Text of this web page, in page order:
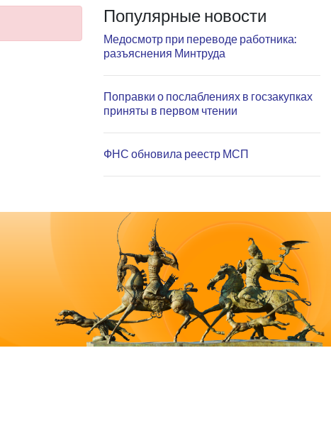
Популярные новости
Медосмотр при переводе работника:
разъяснения Минтруда
Поправки о послаблениях в госзакупках
приняты в первом чтении
ФНС обновила реестр МСП